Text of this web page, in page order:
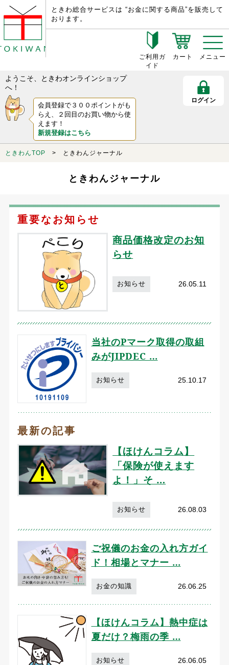
ときわ総合サービスは “お金に関する商品”を販売して
おります。
ご利用ガ
イド
カート メニュー
ようこそ、ときわオンラインショップ
へ！
会員登録で３００ポイントがも
らえ、２回目のお買い物から使
えます！
新規登録はこちら
ログイン
ときわんTOP > ときわんジャーナル
ときわんジャーナル
重要なお知らせ
商品価格改定のお知
らせ
お知らせ 26.05.11
当社のPマーク取得の取組
みがJIPDEC …
お知らせ 25.10.17
最新の記事
【ほけんコラム】
「保険が使えます
よ！」そ …
お知らせ 26.08.03
ご祝儀のお金の入れ方ガイ
ド！相場とマナー …
お金の知識 26.06.25
【ほけんコラム】熱中症は
夏だけ？梅雨の季 …
お知らせ 26.06.05